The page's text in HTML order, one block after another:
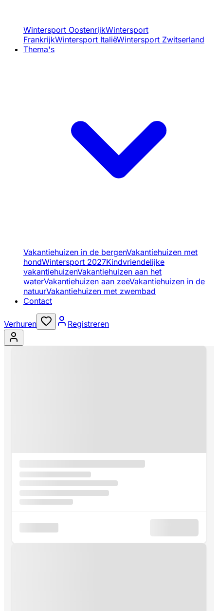
Wintersport OostenrijkWintersport
FrankrijkWintersport ItaliëWintersport Zwitserland
Thema's
Vakantiehuizen in de bergenVakantiehuizen met
hondWintersport 2027Kindvriendelijke
vakantiehuizenVakantiehuizen aan het
waterVakantiehuizen aan zeeVakantiehuizen in de
natuurVakantiehuizen met zwembad
Contact
Verhuren Registreren